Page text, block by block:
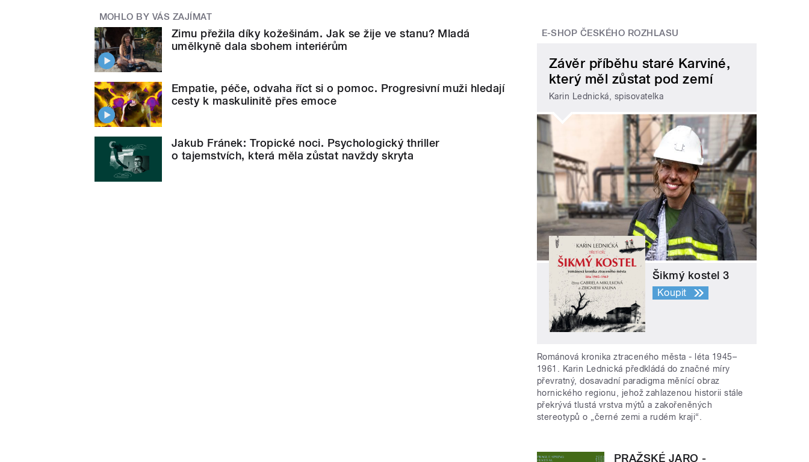
MOHLO BY VÁS ZAJÍMAT
Zimu přežila díky kožešinám. Jak se žije ve stanu? Mladá
umělkyně dala sbohem interiérům
Empatie, péče, odvaha říct si o pomoc. Progresivní muži hledají
cesty k maskulinitě přes emoce
Jakub Fránek: Tropické noci. Psychologický thriller
o tajemstvích, která měla zůstat navždy skryta
E-SHOP ČESKÉHO ROZHLASU
Závěr příběhu staré Karviné,
který měl zůstat pod zemí
Karin Lednická, spisovatelka
Šikmý kostel 3
Koupit
Románová kronika ztraceného města - léta 1945–
1961. Karin Lednická předkládá do značné míry
převratný, dosavadní paradigma měnící obraz
hornického regionu, jehož zahlazenou historii stále
překrývá tlustá vrstva mýtů a zakořeněných
stereotypů o „černé zemi a rudém kraji“.
PRAŽSKÉ JARO -